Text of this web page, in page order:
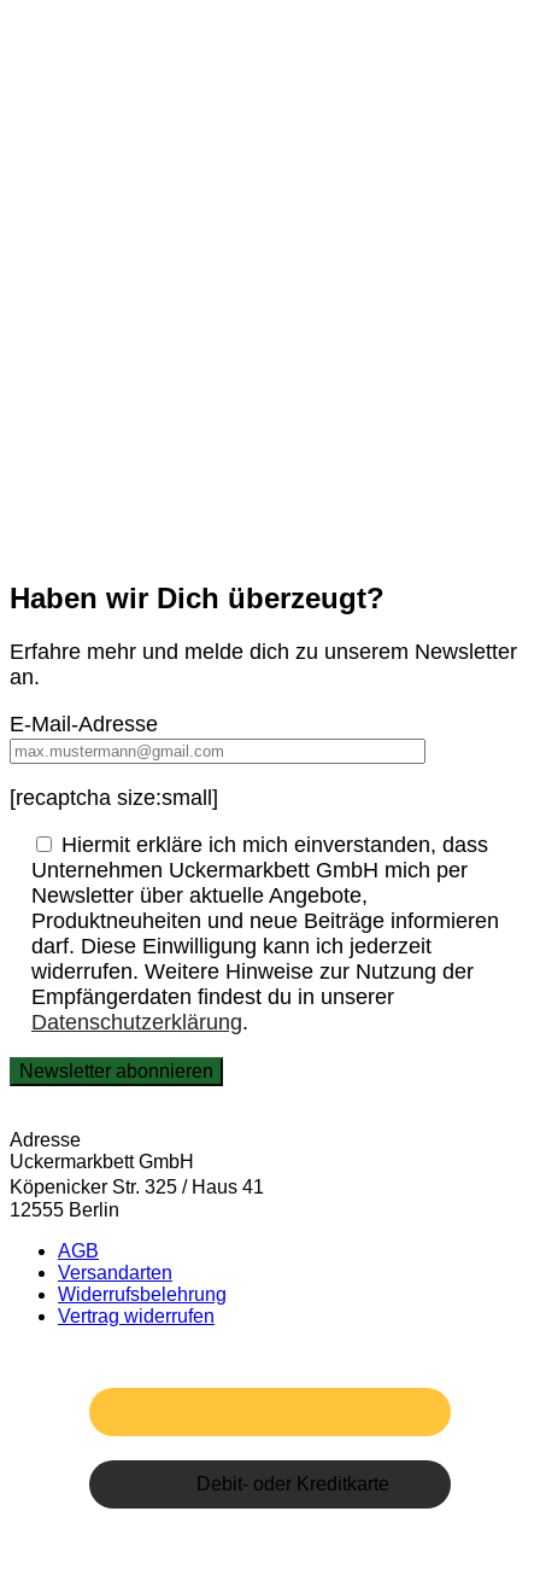
Haben wir Dich überzeugt?
Erfahre mehr und melde dich zu unserem Newsletter
an.
E-Mail-Adresse
[recaptcha size:small]
Hiermit erkläre ich mich einverstanden, dass
Unternehmen Uckermarkbett GmbH mich per
Newsletter über aktuelle Angebote,
Produktneuheiten und neue Beiträge informieren
darf. Diese Einwilligung kann ich jederzeit
widerrufen. Weitere Hinweise zur Nutzung der
Empfängerdaten findest du in unserer
Datenschutzerklärung.
Adresse
Uckermarkbett GmbH
Köpenicker Str. 325 / Haus 41
12555 Berlin
AGB
Versandarten
Widerrufsbelehrung
Vertrag widerrufen
Debit- oder Kreditkarte